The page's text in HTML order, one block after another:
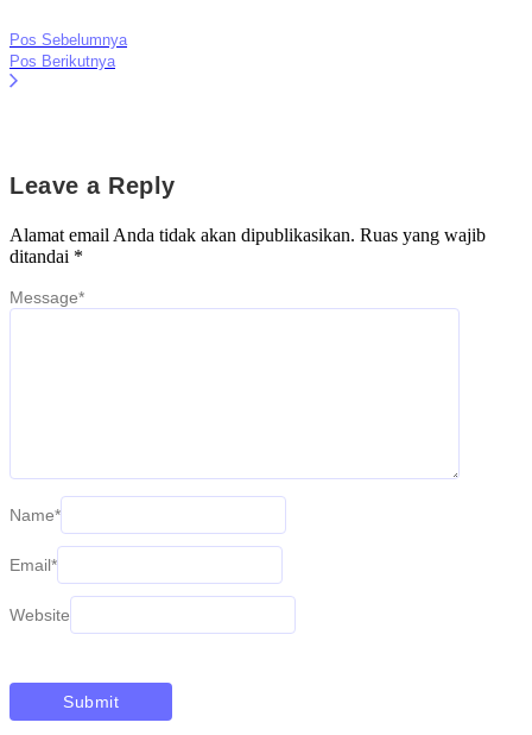
Pos Sebelumnya
Pos Berikutnya
Leave a Reply
Alamat email Anda tidak akan dipublikasikan. Ruas yang wajib
ditandai *
Message*
Name*
Email*
Website